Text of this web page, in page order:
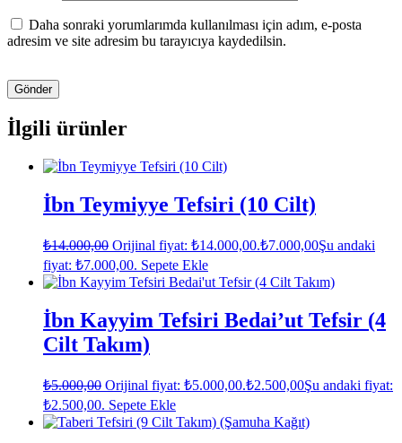
Daha sonraki yorumlarımda kullanılması için adım, e-posta
adresim ve site adresim bu tarayıcıya kaydedilsin.
İlgili ürünler
İbn Teymiyye Tefsiri (10 Cilt)
₺14.000,00 Orijinal fiyat: ₺14.000,00.₺7.000,00Şu andaki
fiyat: ₺7.000,00. Sepete Ekle
İbn Kayyim Tefsiri Bedai’ut Tefsir (4
Cilt Takım)
₺5.000,00 Orijinal fiyat: ₺5.000,00.₺2.500,00Şu andaki fiyat:
₺2.500,00. Sepete Ekle